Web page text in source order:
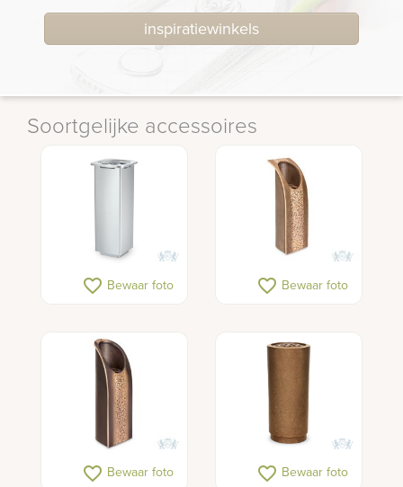
inspiratiewinkels
Soortgelijke accessoires
favorite_border Bewaar foto favorite_border Bewaar foto
favorite_border Bewaar foto favorite_border Bewaar foto